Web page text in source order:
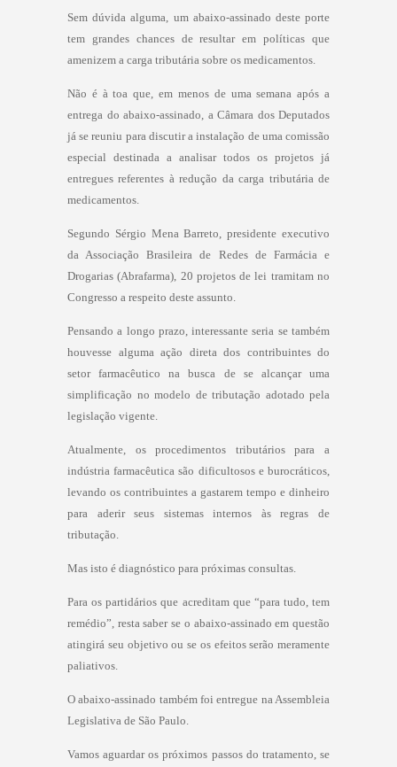
Sem dúvida alguma, um abaixo-assinado deste porte
tem grandes chances de resultar em políticas que
amenizem a carga tributária sobre os medicamentos.
Não é à toa que, em menos de uma semana após a
entrega do abaixo-assinado, a Câmara dos Deputados
já se reuniu para discutir a instalação de uma comissão
especial destinada a analisar todos os projetos já
entregues referentes à redução da carga tributária de
medicamentos.
Segundo Sérgio Mena Barreto, presidente executivo
da Associação Brasileira de Redes de Farmácia e
Drogarias (Abrafarma), 20 projetos de lei tramitam no
Congresso a respeito deste assunto.
Pensando a longo prazo, interessante seria se também
houvesse alguma ação direta dos contribuintes do
setor farmacêutico na busca de se alcançar uma
simplificação no modelo de tributação adotado pela
legislação vigente.
Atualmente, os procedimentos tributários para a
indústria farmacêutica são dificultosos e burocráticos,
levando os contribuintes a gastarem tempo e dinheiro
para aderir seus sistemas internos às regras de
tributação.
Mas isto é diagnóstico para próximas consultas.
Para os partidários que acreditam que “para tudo, tem
remédio”, resta saber se o abaixo-assinado em questão
atingirá seu objetivo ou se os efeitos serão meramente
paliativos.
O abaixo-assinado também foi entregue na Assembleia
Legislativa de São Paulo.
Vamos aguardar os próximos passos do tratamento, se